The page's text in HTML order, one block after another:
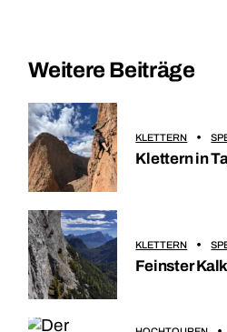
Weitere Beiträge
KLETTERN
Klettern in
KLETTERN
Feinster